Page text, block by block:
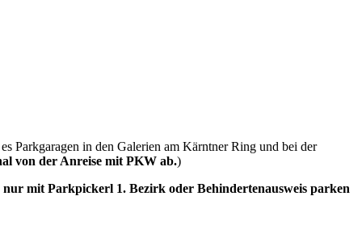
Parkgaragen in den Galerien am Kärntner Ring und bei der
von der Anreise mit PKW ab.)
mit Parkpickerl 1. Bezirk oder Behindertenausweis parken